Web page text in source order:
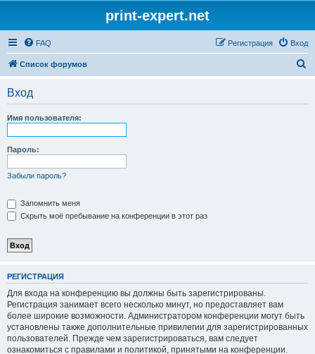
print-expert.net
FAQ Вход
Регистрация
Список форумов
Вход
Имя пользователя:
Пароль:
Забыли пароль?
Запомнить меня
Скрыть моё пребывание на конференции в этот раз
РЕГИСТРАЦИЯ
Для входа на конференцию вы должны быть зарегистрированы.
Регистрация занимает всего несколько минут, но предоставляет вам
более широкие возможности. Администратором конференции могут быть
установлены также дополнительные привилегии для зарегистрированных
пользователей. Прежде чем зарегистрироваться, вам следует
ознакомиться с правилами и политикой, принятыми на конференции.